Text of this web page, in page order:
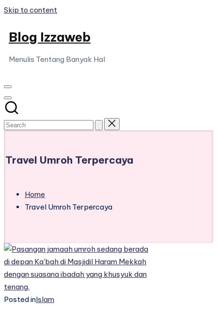
Skip to content
Blog Izzaweb
Menulis Tentang Banyak Hal
Travel Umroh Terpercaya
Home
Travel Umroh Terpercaya
Posted inIslam